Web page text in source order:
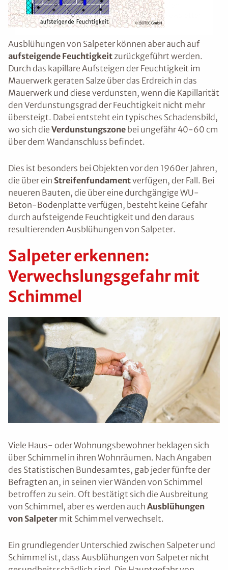
Ausblühungen von Salpeter können aber auch auf
aufsteigende Feuchtigkeitzurückgeführt werden.
Durch das kapillare Aufsteigen der Feuchtigkeit im
Mauerwerk geraten Salze über das Erdreich in das
Mauerwerk und diese verdunsten, wenn die Kapillarität
den Verdunstungsgrad der Feuchtigkeit nicht mehr
übersteigt. Dabei entsteht ein typisches Schadensbild,
wo sich die Verdunstungszone bei ungefähr 40-60 cm
über dem Wandanschluss befindet.
Dies ist besonders bei Objekten vor den 1960er Jahren,
die über ein Streifenfundamentverfügen, der Fall. Bei
neueren Bauten, die über eine durchgängige WU-
Beton-Bodenplatte verfügen, besteht keine Gefahr
durch aufsteigende Feuchtigkeit und den daraus
resultierenden Ausblühungen von Salpeter.
Salpeter erkennen:
Verwechslungsgefahr mit
Schimmel
Viele Haus- oder Wohnungsbewohner beklagen sich
über Schimmel in ihren Wohnräumen. Nach Angaben
des Statistischen Bundesamtes, gab jeder fünfte der
Befragten an, in seinen vier Wänden von Schimmel
betroffen zu sein. Oft bestätigt sich die Ausbreitung
von Schimmel, aber es werden auch Ausblühungen
von Salpeter mit Schimmel verwechselt.
Ein grundlegender Unterschied zwischen Salpeter und
Schimmel ist, dass Ausblühungen von Salpeter nicht
Voraussetzung für den Erhalt des kostenfreien
Ratgebers ist die Anmeldung zu unserem Newsletter.